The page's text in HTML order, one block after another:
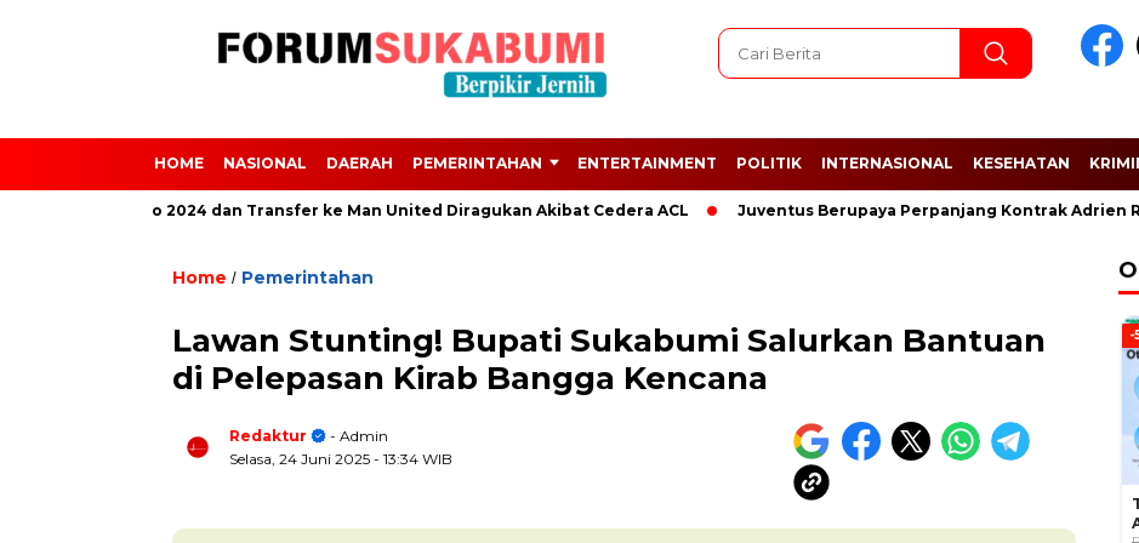
HOME NASIONAL DAERAH PEMERINTAHAN ENTERTAINMENT POLITIK INTERNASIONAL KESEHATAN
dari Euro 2024 dan Transfer ke Man United Diragukan Akibat Cedera ACL Juventus Berupaya Perpanjang Kontrak Adrien Rabiot
Home / Pemerintahan
Lawan Stunting! Bupati Sukabumi Salurkan Bantuan
di Pelepasan Kirab Bangga Kencana
Redaktur
- Admin
Selasa, 24 Juni 2025 - 13:34 WIB
-